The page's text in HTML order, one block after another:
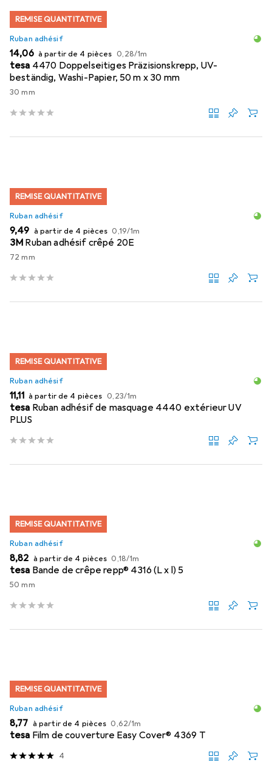
REMISE QUANTITATIVE
Ruban adhésif
EUR
14,06 à partir de 4 pièces EUR
0,28/1m
tesa 4470 Doppelseitiges Präzisionskrepp, UV-
beständig, Washi-Papier, 50 m x 30 mm
30 mm
REMISE QUANTITATIVE
Ruban adhésif
EUR
9,49 à partir de 4 pièces EUR
0,19/1m
3M Ruban adhésif crêpé 20E
72 mm
REMISE QUANTITATIVE
Ruban adhésif
EUR
11,11 à partir de 4 pièces EUR
0,23/1m
tesa Ruban adhésif de masquage 4440 extérieur UV
PLUS
REMISE QUANTITATIVE
Ruban adhésif
EUR
8,82 à partir de 4 pièces EUR
0,18/1m
tesa Bande de crêpe repp® 4316 (L x l) 5
50 mm
REMISE QUANTITATIVE
Ruban adhésif
EUR
8,77 à partir de 4 pièces EUR
0,62/1m
tesa Film de couverture Easy Cover® 4369 T
4